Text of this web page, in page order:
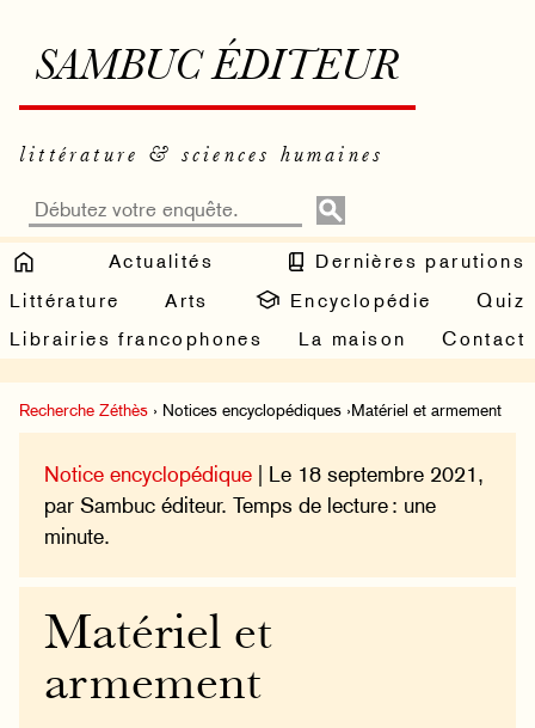
SAMBUC ÉDITEUR
littérature & sciences humaines
Actualités
Dernières parutions
Littérature
Arts Encyclopédie
Quiz
Librairies francophones
La maison Contact
Recherche Zéthès › Notices encyclopédiques ›Matériel et armement
Notice encyclopédique | Le 18 septembre 2021,
par Sambuc éditeur. Temps de lecture : une
minute.
Matériel et
armement